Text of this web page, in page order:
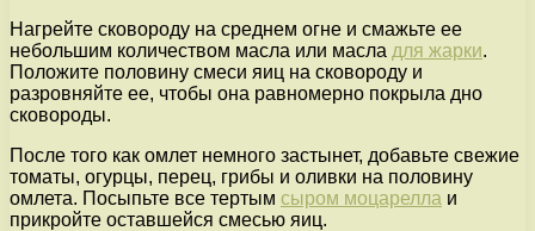
Нагрейте сковороду на среднем огне и смажьте ее
небольшим количеством масла или масла для жарки.
Положите половину смеси яиц на сковороду и
разровняйте ее, чтобы она равномерно покрыла дно
сковороды.
После того как омлет немного застынет, добавьте свежие
томаты, огурцы, перец, грибы и оливки на половину
омлета. Посыпьте все тертым сыром моцарелла и
прикройте оставшейся смесью яиц.